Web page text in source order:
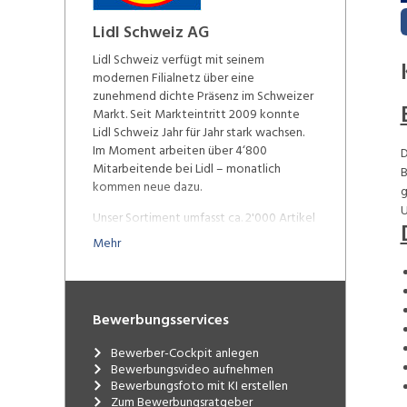
Lidl Schweiz AG
Lidl Schweiz verfügt mit seinem
modernen Filialnetz über eine
zunehmend dichte Präsenz im Schweizer
Markt. Seit Markteintritt 2009 konnte
Lidl Schweiz Jahr für Jahr stark wachsen.
Im Moment arbeiten über 4‘800
Mitarbeitende bei Lidl – monatlich
kommen neue dazu.
Unser Sortiment umfasst ca. 2'000 Artikel
des täglichen Bedarfs. Die Schweizer
Herkunft unserer Produkte ist uns sehr
hochwertige, frische Obst-, Gemüse- und
Brotauswahl im Offenverkauf sowie
Milchprodukte ergänzt. Unsere
wöchentlichen Aktionen mit
ausgewählten Non-Food und Elektronik-
Mehr
Bewerbungsservices
Bewerber-Cockpit anlegen
Bewerbungsvideo aufnehmen
Bewerbungsfoto mit KI erstellen
Zum Bewerbungsratgeber